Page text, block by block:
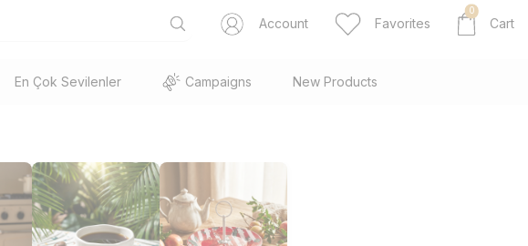
Account Favorites
0
Cart
En Çok Sevilenler Campaigns New Products